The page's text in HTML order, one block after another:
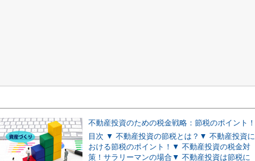
不動産投資のための税金戦略：節税のポイント！
目次 ▼ 不動産投資の節税とは？▼ 不動産投資に
おける節税のポイント！▼ 不動産投資の税金対
策！サラリーマンの場合▼ 不動産投資は節税に